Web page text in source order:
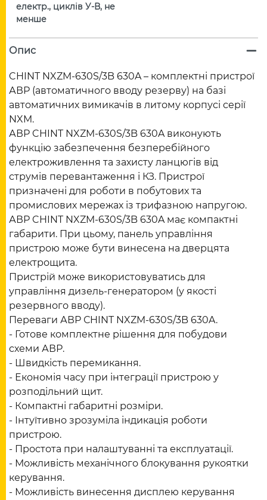
електр., циклів У-В, не
менше
Опис
CHINT NXZM-630S/3B 630A – комплектні пристрої
АВР (автоматичного вводу резерву) на базі
автоматичних вимикачів в литому корпусі серії
NXM.
АВР CHINT NXZM-630S/3B 630A виконують
функцію забезпечення безперебійного
електроживлення та захисту ланцюгів від
струмів перевантаження і КЗ. Пристрої
призначені для роботи в побутових та
промислових мережах із трифазною напругою.
АВР CHINT NXZM-630S/3B 630A має компактні
габарити. При цьому, панель управління
пристрою може бути винесена на дверцята
електрощита.
Пристрій може використовуватись для
управління дизель-генератором (у якості
резервного вводу).
Переваги АВР СHINT NXZM-630S/3B 630A.
- Готове комплектне рішення для побудови
схеми АВР.
- Швидкість перемикання.
- Економія часу при інтеграції пристрою у
розподільний щит.
- Компактні габаритні розміри.
- Інтуїтивно зрозуміла індикація роботи
пристрою.
- Простота при налаштуванні та експлуатації.
- Можливість механічного блокування рукоятки
керування.
- Можливість винесення дисплею керування